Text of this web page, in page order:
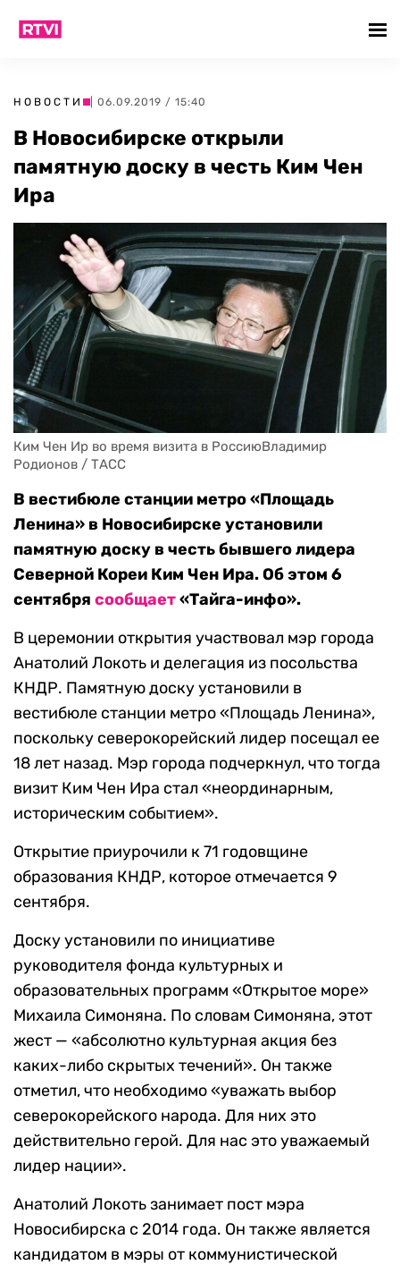
НОВОСТИ | 06.09.2019 / 15:40
В Новосибирске открыли
памятную доску в честь Ким Чен
Ира
Ким Чен Ир во время визита в РоссиюВладимир
Родионов / ТАСС
В вестибюле станции метро «Площадь
Ленина» в Новосибирске установили
памятную доску в честь бывшего лидера
Северной Кореи Ким Чен Ира. Об этом 6
сентября сообщает«Тайга-инфо».
В церемонии открытия участвовал мэр города
Анатолий Локоть и делегация из посольства
КНДР. Памятную доску установили в
вестибюле станции метро «Площадь Ленина»,
поскольку северокорейский лидер посещал ее
18 лет назад. Мэр города подчеркнул, что тогда
визит Ким Чен Ира стал «неординарным,
историческим событием».
Открытие приурочили к 71 годовщине
образования КНДР, которое отмечается 9
сентября.
Доску установили по инициативе
руководителя фонда культурных и
образовательных программ «Открытое море»
Михаила Симоняна. По словам Симоняна, этот
жест — «абсолютно культурная акция без
каких-либо скрытых течений». Он также
отметил, что необходимо «уважать выбор
северокорейского народа. Для них это
действительно герой. Для нас это уважаемый
лидер нации».
Анатолий Локоть занимает пост мэра
Новосибирска с 2014 года. Он также является
кандидатом в мэры от коммунистической